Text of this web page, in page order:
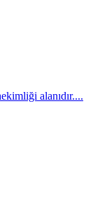
alanıdır....